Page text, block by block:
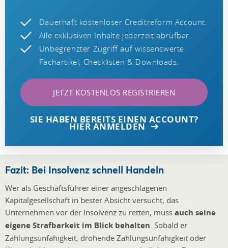
Dauerhaft kostenloser Creditreform Account.
Alle exklusiven Inhalte jederzeit abrufbar.
Unbegrenzter Zugriff auf wissenswerte
Fachartikel, Checklisten & Downloads.
JETZT KOSTENLOS REGISTRIEREN
SIE HABEN BEREITS EINEN ACCOUNT?
HIER ANMELDEN
Fazit: Bei Insolvenz schnell Handeln
Wer als Geschäftsführer einer angeschlagenen
Kapitalgesellschaft in bester Absicht versucht, das
Unternehmen vor der Insolvenz zu retten, muss auch seine
eigene Strafbarkeit im Blick behalten . Sobald er
Zahlungsunfähigkeit, drohende Zahlungsunfähigkeit oder